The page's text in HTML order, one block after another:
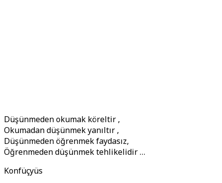
Düşünmeden okumak köreltir ,
Okumadan düşünmek yanıltır ,
Düşünmeden öğrenmek faydasız,
Öğrenmeden düşünmek tehlikelidir …
Konfüçyüs